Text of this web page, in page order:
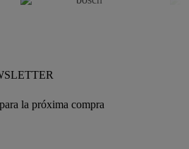
la próxima compra